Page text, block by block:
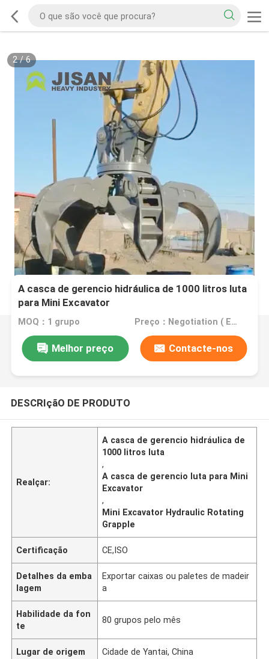
2/6
A casca de gerencio hidráulica de 1000 litros luta
para Mini Excavator
MOQ：1 grupo Preço：Negotiation ( EXW , FOB or CIF price )
Melhor preço Contacte-nos
DESCRIçãO DE PRODUTO
Realçar:
A casca de gerencio hidráulica de
1000 litros luta
,
A casca de gerencio luta para Mini
Excavator
,
Mini Excavator Hydraulic Rotating
Grapple
Certificação CE,ISO
Detalhes da emba
lagem
Exportar caixas ou paletes de madeir
a
Habilidade da fon
te
80 grupos pelo mês
Lugar de origem Cidade de Yantai, China